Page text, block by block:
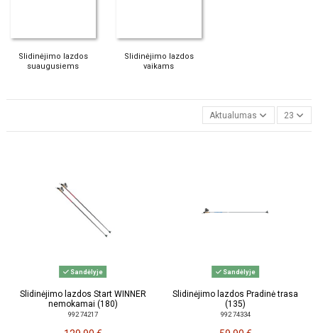
Slidinėjimo lazdos
suaugusiems
Slidinėjimo lazdos
vaikams
Aktualumas 23
Sandėlyje
Slidinėjimo lazdos Start WINNER
nemokamai (180)
992 74217
Sandėlyje
Slidinėjimo lazdos Pradinė trasa
(135)
992 74334